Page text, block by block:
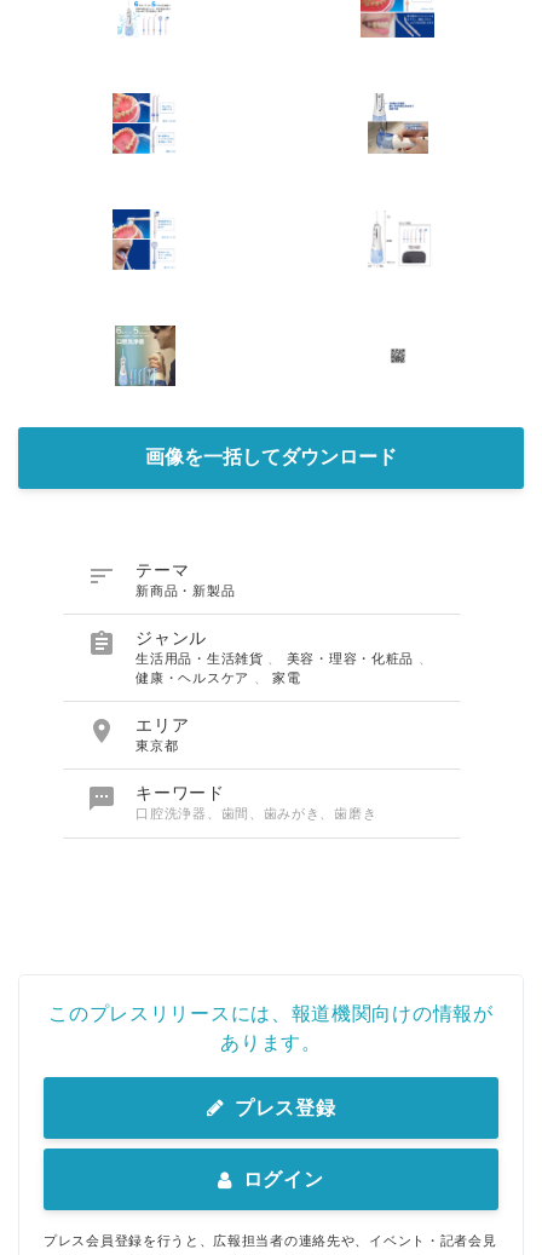
画像を一括してダウンロード
 テーマ
新商品・新製品
 ジャンル
生活用品・生活雑貨 美容・理容・化粧品
健康・ヘルスケア
、家電
 エリア
東京都
 キーワード
口腔洗浄器、歯間、歯みがき、歯磨き
このプレスリリースには、報道機関向けの情報が
あります。
プレス登録
ログイン
プレス会員登録を行うと、広報担当者の連絡先や、イベント・記者会見